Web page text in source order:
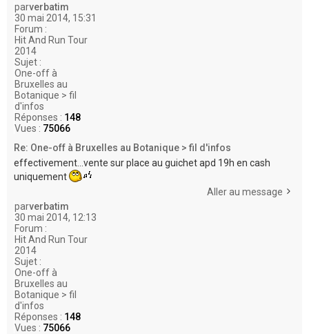
parverbatim
30 mai 2014, 15:31
Forum :
Hit And Run Tour
2014
Sujet :
One-off à
Bruxelles au
Botanique > fil
d'infos
Réponses : 148
Vues : 75066
Re: One-off à Bruxelles au Botanique > fil d'infos
effectivement...vente sur place au guichet apd 19h en cash
uniquement
Aller au message
parverbatim
30 mai 2014, 12:13
Forum :
Hit And Run Tour
2014
Sujet :
One-off à
Bruxelles au
Botanique > fil
d'infos
Réponses : 148
Vues : 75066